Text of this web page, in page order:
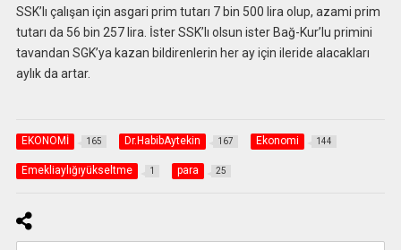
SSK’lı çalışan için asgari prim tutarı 7 bin 500 lira olup, azami prim
tutarı da 56 bin 257 lira. İster SSK’lı olsun ister Bağ-Kur’lu primini
tavandan SGK’ya kazan bildirenlerin her ay için ileride alacakları
aylık da artar.
EKONOMİ 165 Dr.HabibAytekin 167 Ekonomi 144
Emekliaylığıyükseltme 1 para 25